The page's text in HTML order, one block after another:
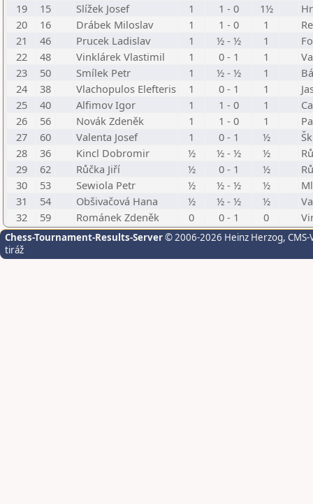
19
15 Slížek Josef 1 1 - 0 1½
20
16 Drábek Miloslav 1 1 - 0 1
21
46 Prucek Ladislav 1 ½ - ½ 1
22
48 Vinklárek Vlastimil 1 0 - 1 1
23
50 Smílek Petr 1 ½ - ½ 1
24
38 Vlachopulos Elefteris 1 0 - 1 1
25
40 Alfimov Igor 1 1 - 0 1
26
56 Novák Zdeněk 1 1 - 0 1
27
60 Valenta Josef 1 0 - 1 ½
28
36 Kincl Dobromir ½ ½ - ½ ½
29
62 Růčka Jiří ½ 0 - 1 ½
30
53 Sewiola Petr ½ ½ - ½ ½
31
54 Obšivačová Hana ½ ½ - ½ ½
32
59 Románek Zdeněk 0 0 - 1 0
Chess-Tournament-Results-Server© 2006-2026 Heinz Herzog,
tiráž